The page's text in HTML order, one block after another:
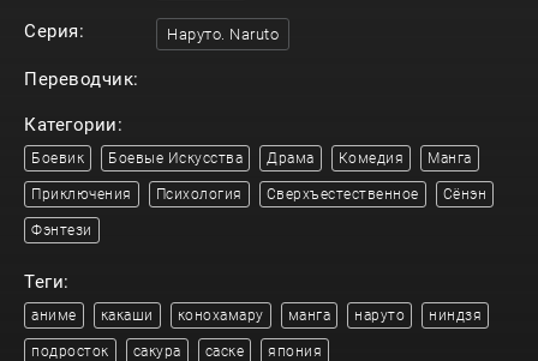
Серия: Наруто. Naruto
Переводчик:
Категории:
Боевик Боевые Искусства Драма Комедия Манга
Приключения Психология Сверхъестественное Сёнэн
Фэнтези
Теги:
аниме какаши конохамару манга наруто ниндзя
подросток сакура саске япония